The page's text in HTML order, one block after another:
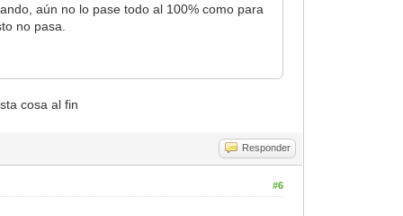
aún no lo pase todo al 100% como para
no pasa.
cosa al fin
Responder
#6